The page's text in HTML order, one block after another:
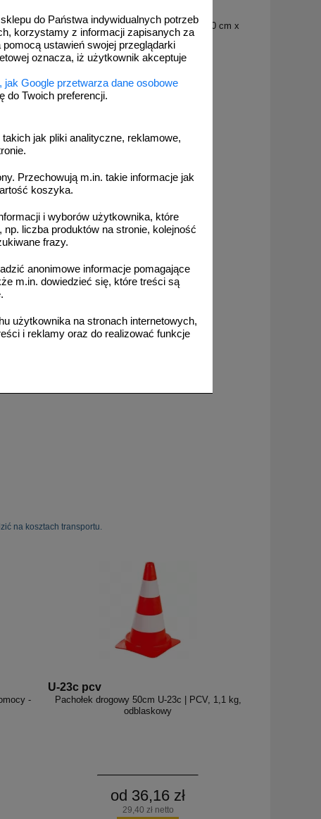
do Państwa indywidualnych potrzeb
korzystamy z informacji zapisanych za
ustawień swojej przeglądarki
oznacza, iż użytkownik akceptuje
jak Google przetwarza dane osobowe
do Twoich preferencji.
jak pliki analityczne, reklamowe,
Przechowują m.in. takie informacje jak
koszyka.
i wyborów użytkownika, które
np. liczba produktów na stronie, kolejność
frazy.
anonimowe informacje pomagające
m.in. dowiedzieć się, które treści są
użytkownika na stronach internetowych,
i reklamy oraz do realizować funkcje
ukośne
EP_sp1
Taśma samoprzylepna na podłogę 5/10 cm x
33m - żółta
30,60 zł netto
na kosztach transportu.
-
U-23c pcv
Pachołek drogowy 50cm U-23c | PCV, 1,1 kg,
odblaskowy
od 36,16 zł
29,40 zł netto